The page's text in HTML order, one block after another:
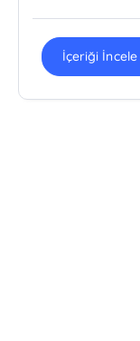
İçeriği İncele